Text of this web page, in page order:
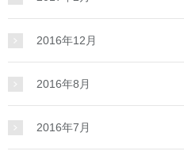
2016年12月
2016年8月
2016年7月